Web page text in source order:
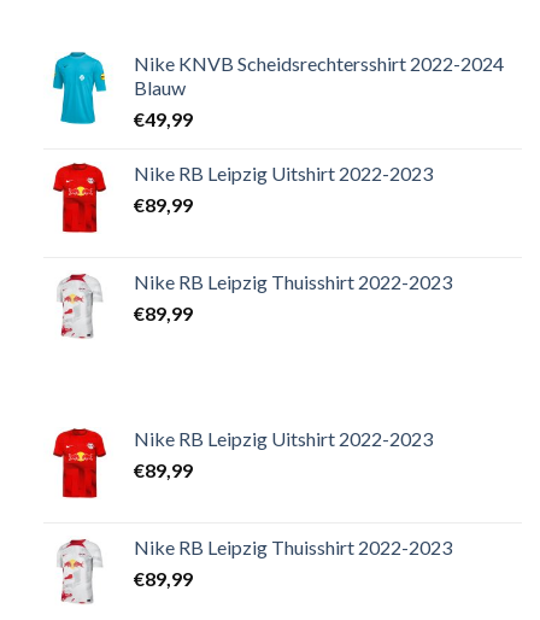
Nike KNVB Scheidsrechtersshirt 2022-2024
Blauw
€49,99
Nike RB Leipzig Uitshirt 2022-2023
€89,99
Nike RB Leipzig Thuisshirt 2022-2023
€89,99
Nike RB Leipzig Uitshirt 2022-2023
€89,99
Nike RB Leipzig Thuisshirt 2022-2023
€89,99